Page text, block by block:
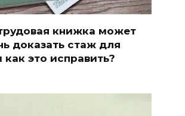
книжка может
доказать стаж для
как это исправить?